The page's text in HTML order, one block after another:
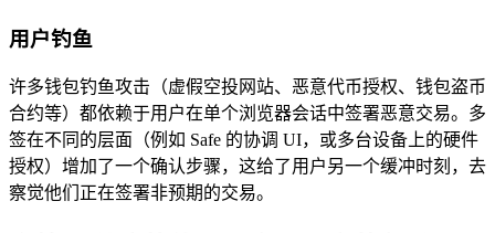
用户钓鱼
许多钱包钓鱼攻击（虚假空投网站、恶意代币授权、钱包盗币
合约等）都依赖于用户在单个浏览器会话中签署恶意交易。多
签在不同的层面（例如 Safe 的协调 UI，或多台设备上的硬件
授权）增加了一个确认步骤，这给了用户另一个缓冲时刻，去
察觉他们正在签署非预期的交易。